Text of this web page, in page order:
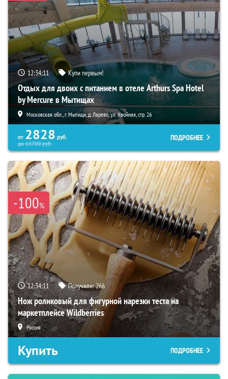
12:34:10 Купи первым!
Отдых для двоих с питанием в отеле Arthurs Spa Hotel
by Mercure в Мытищах
Московская обл., г. Мытищи, д. Ларево, ул. Хвойная, стр. 26
от 2828 руб.
до65700руб.
ПОДРОБНЕЕ
-100%
12:34:10 Получили:266
Нож роликовый для фигурной нарезки теста на
маркетплейсе Wildberries
Россия
Купить ПОДРОБНЕЕ